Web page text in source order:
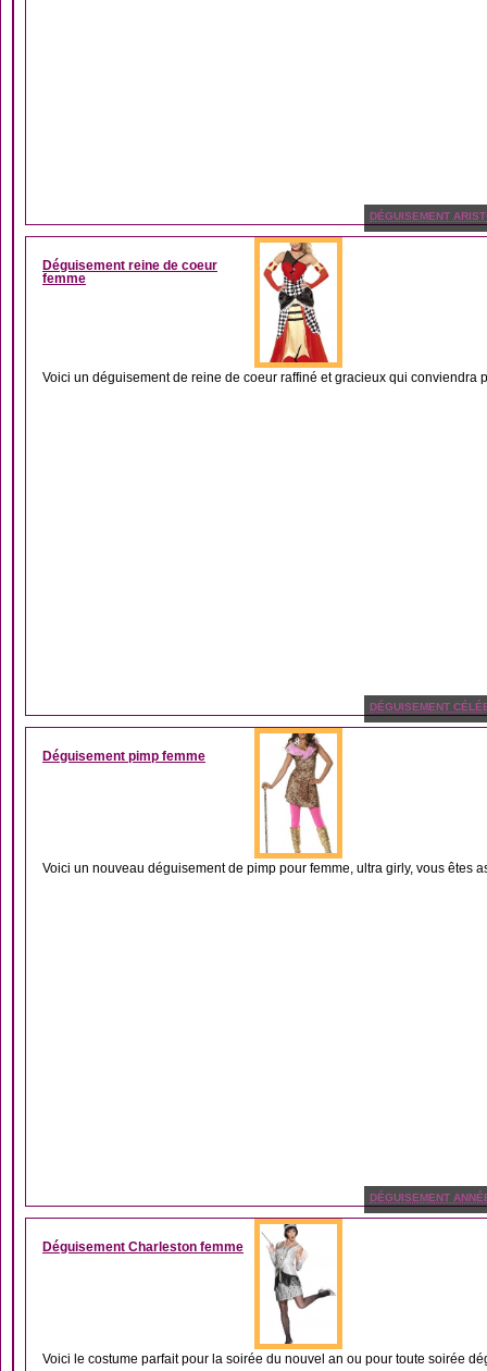
DÉGUISEMENT
Déguisement reine de coeur
femme
Voici un déguisement de reine de coeur raffiné et gracieux qui conviendra
DÉGUISEMENT
Déguisement pimp femme
Voici un nouveau déguisement de pimp pour femme, ultra girly, vous êtes
DÉGUISEMENT
Déguisement Charleston femme
Voici le costume parfait pour la soirée du nouvel an ou pour toute soirée